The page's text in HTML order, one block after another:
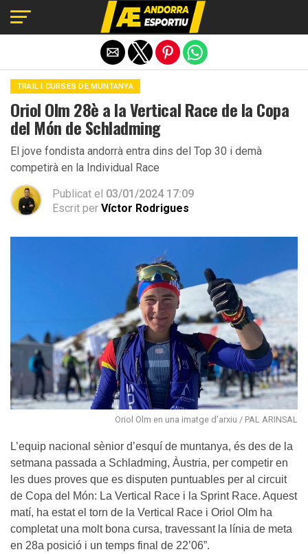
TRAIL I CURSES DE MUNTANYA
Oriol Olm 28è a la Vertical Race de la Copa
del Món de Schladming
El jove fondista andorrà entra dins del Top 30 i demà
competirà en la Individual Race
Publicat el 03/01/2024 17:09
Escrit per Víctor Rodrigues
Oriol Olm en una imatge d’arxiu / PAL ARINSAL
L’equip nacional sènior d’esquí de muntanya, és des de la
setmana passada a Schladming, Àustria, per competir en
les dues proves que es disputen puntuables per al circuit
de Copa del Món: La Vertical Race i la Sprint Race. Aquest
matí, ha estat el torn de la Vertical Race i Oriol Olm ha
completat una molt bona cursa, travessant la línia de meta
en 28a posició i un temps final de 22’06”.
Exit mobile version